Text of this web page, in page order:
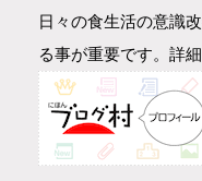
日々の食生活の意識
る事が重要です。詳細